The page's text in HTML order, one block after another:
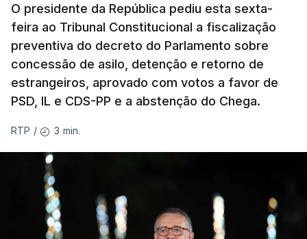
O presidente da República pediu esta sexta-
feira ao Tribunal Constitucional a fiscalização
preventiva do decreto do Parlamento sobre
concessão de asilo, detenção e retorno de
estrangeiros, aprovado com votos a favor de
PSD, IL e CDS-PP e a abstenção do Chega.
RTP / 3 min.